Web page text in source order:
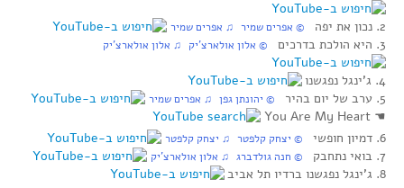
2. נכון את יפה © אפרים שמיר ♫ אפרים שמיר
3. היא הולכת בדרכים © אלון אולארצ’יק ♫ אלון אולארצ’יק
4. ג’ינגל נפגשנו
5. ערב של יום בהיר
© יהונתן גפן ♫ אפרים שמיר
☚
6. דמיון חופשי
© יצחק קלפטר ♫ יצחק קלפטר
7. בואי נתחבק © חנה גולדברג ♫ אלון אולארצ’יק
8. ג’ינגל נפגשנו ברדיו תל אביב